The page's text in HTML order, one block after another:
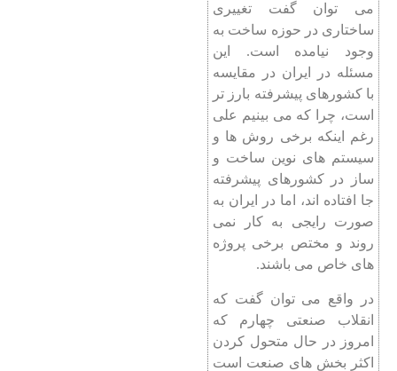
می توان گفت تغییری
ساختاری در حوزه ساخت به
وجود نیامده است. این
مسئله در ایران در مقایسه
با کشورهای پیشرفته بارز تر
است، چرا که می بینیم علی
رغم اینکه برخی روش ها و
سیستم های نوین ساخت و
ساز در کشورهای پیشرفته
جا افتاده اند، اما در ایران به
صورت رایجی به کار نمی
روند و مختص برخی پروژه
های خاص می باشند.
در واقع می توان گفت که
انقلاب صنعتی چهارم که
امروز در حال متحول کردن
اکثر بخش های صنعت است